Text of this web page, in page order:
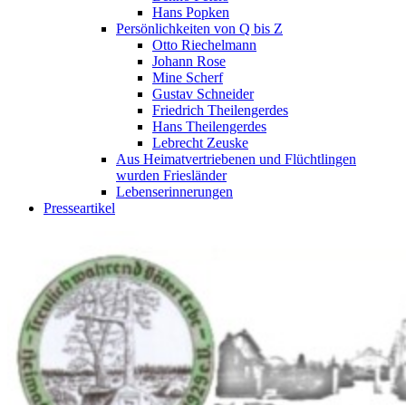
Hans Popken
Persönlichkeiten von Q bis Z
Otto Riechelmann
Johann Rose
Mine Scherf
Gustav Schneider
Friedrich Theilengerdes
Hans Theilengerdes
Lebrecht Zeuske
Aus Heimatvertriebenen und Flüchtlingen
wurden Friesländer
Lebenserinnerungen
Presseartikel